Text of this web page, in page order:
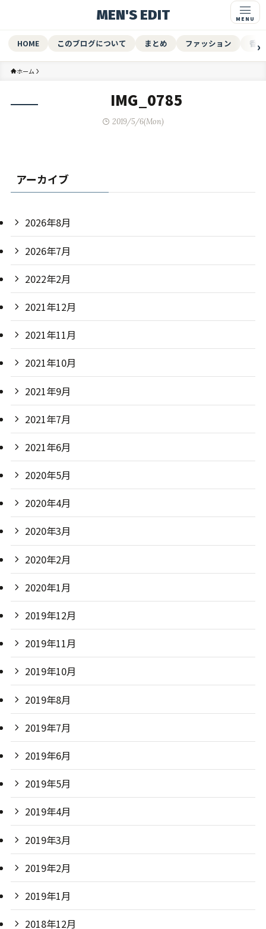
MEN'S EDIT
HOME このブログについて まとめ ファッション 香水
ホーム
IMG_0785
2019/5/6(Mon)
アーカイブ
2026年8月
2026年7月
2022年2月
2021年12月
2021年11月
2021年10月
2021年9月
2021年7月
2021年6月
2020年5月
2020年4月
2020年3月
2020年2月
2020年1月
2019年12月
2019年11月
2019年10月
2019年8月
2019年7月
2019年6月
2019年5月
2019年4月
2019年3月
2019年2月
2019年1月
2018年12月